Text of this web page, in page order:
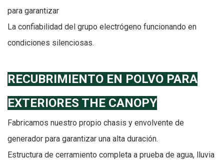
para garantizar
La confiabilidad del grupo electrógeno funcionando en
condiciones silenciosas.
RECUBRIMIENTO EN POLVO PARA
EXTERIORES THE CANOPY
Fabricamos nuestro propio chasis y envolvente de
generador para garantizar una alta duración.
Estructura de cerramiento completa a prueba de agua, lluvia